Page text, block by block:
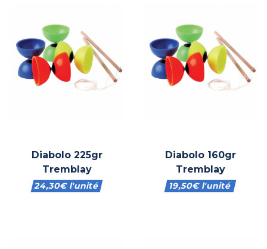
Diabolo 225gr
Tremblay
24,30€l'unité
Diabolo 160gr
Tremblay
19,50€l'unité